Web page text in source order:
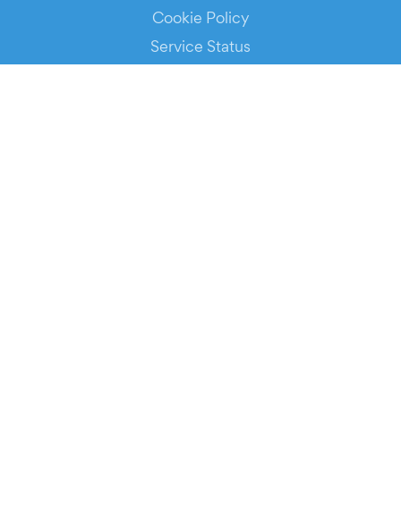
Cookie Policy
Service Status